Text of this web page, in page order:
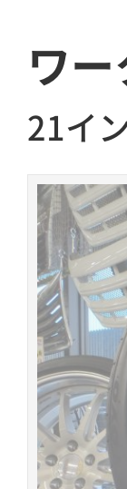
ワー
21イ